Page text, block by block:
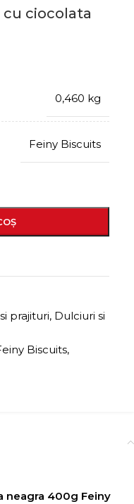
ciocolata
0,460 kg
Feiny Biscuits
prajituri, Dulciuri si
Biscuits,
neagra 400g Feiny